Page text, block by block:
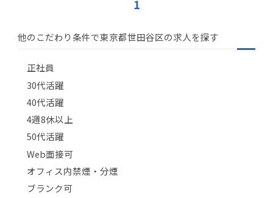
1
他のこだわり条件で東京都世田谷区の求人を探す
正社員
30代活躍
40代活躍
4週8休以上
50代活躍
Web面接可
オフィス内禁煙・分煙
ブランク可